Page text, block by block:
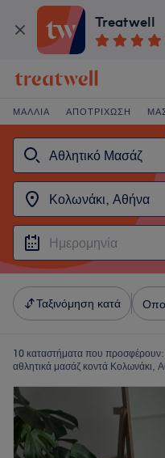
Treatwell
ΜΑΛΛΙΆ ΑΠΟΤΡΊΧΩΣΗ
Ταξινόμηση κατά
10 καταστήματα που προσφέρουν:
αθλητικά μασάζ κοντά Κολωνάκι,